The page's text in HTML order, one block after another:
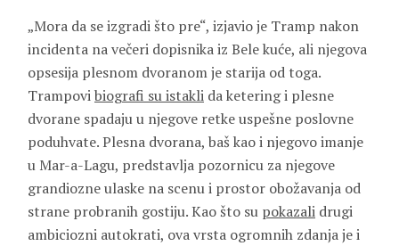
„Mora da se izgradi što pre“, izjavio je Tramp nakon
incidenta na večeri dopisnika iz Bele kuće, ali njegova
opsesija plesnom dvoranom je starija od toga.
Trampovibiografi su istakli da ketering i plesne
dvorane spadaju u njegove retke uspešne poslovne
poduhvate. Plesna dvorana, baš kao i njegovo imanje
u Mar-a-Lagu, predstavlja pozornicu za njegove
grandiozne ulaske na scenu i prostor obožavanja od
strane probranih gostiju. Kao što su pokazali drugi
ambiciozni autokrati, ova vrsta ogromnih zdanja je i